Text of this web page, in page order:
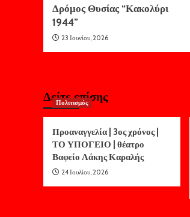
Δρόμος Θυσίας “Κακολύρι
1944”
23 Ιουνίου, 2026
Δείτε επίσης
Πολιτισμός
Προαναγγελία | 3ος χρόνος |
ΤΟ ΥΠΟΓΕΙΟ | θέατρο
Βαφείο Λάκης Καραλής
24 Ιουλίου, 2026